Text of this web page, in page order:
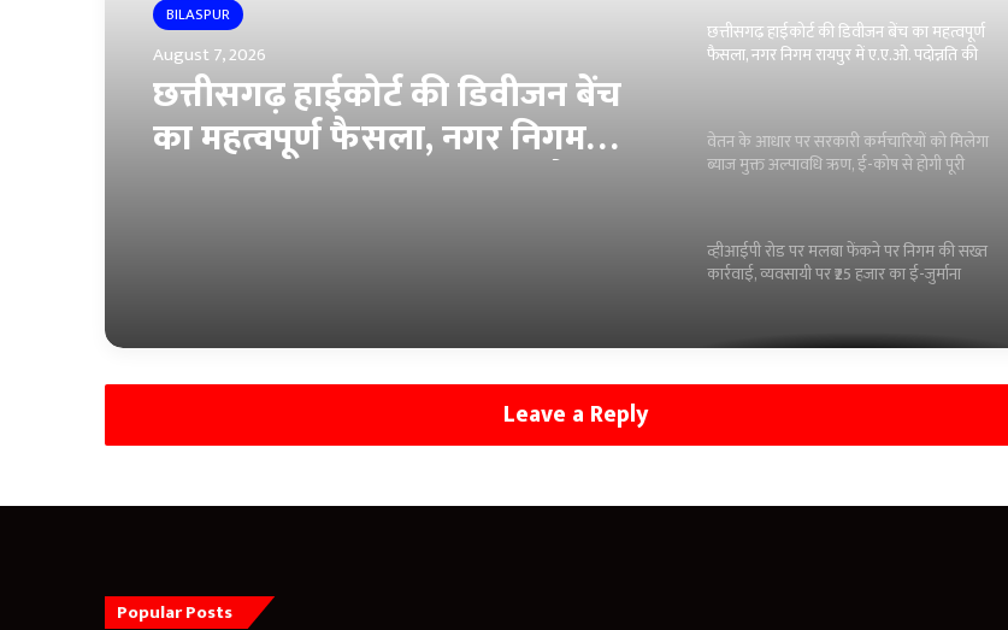
BILASPUR
August 7, 2026
छत्तीसगढ़ हाईकोर्ट की डिवीजन बेंच
का महत्वपूर्ण फैसला, नगर निगम
छत्तीसगढ़ हाईकोर्ट की डिवीजन बेंच का महत्वपूर्ण
फैसला, नगर निगम रायपुर में ए.ए.ओ. पदोन्नति की
वेतन के आधार पर सरकारी कर्मचारियों को मिलेगा
ब्याज मुक्त अल्पावधि ऋण, ई-कोष से होगी पूरी
व्हीआईपी रोड पर मलबा फेंकने पर निगम की सख्त
कार्रवाई, व्यवसायी पर ₹25 हजार का ई-जुर्माना
हुई शामिल:-युधिष्ठिर नायक
Leave a Reply
Popular Posts